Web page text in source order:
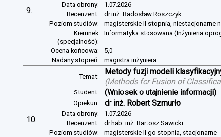
9.
Data obrony:
1.07.2026
Recenzent:
dr inż. Radosław Roszczyk
Poziom studiów:
magisterskie II-stopnia, niestacjonarne
Kierunek
(specjalność):
Informatyka stosowana (Inżynieria
Ocena końcowa:
5,0
Nadany stopień:
magistra inżyniera
10.
Temat:
Metody fuzji modeli
(Methods for Fusion of
Student: (Wniosek o utajnienie informacji)
Opiekun: dr inż. Robert Szmurło
Data obrony:
1.07.2026
Recenzent:
dr hab. inż. Bartosz Sawicki
Poziom studiów:
magisterskie II-go stopnia, stacjonarne